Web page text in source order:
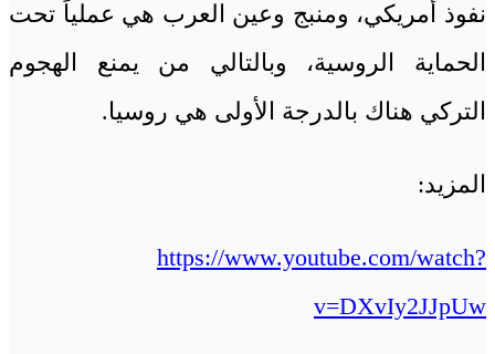
نفوذ أمريكي، ومنبج وعين العرب هي عملياً تحت
الحماية الروسية، وبالتالي من يمنع الهجوم
التركي هناك بالدرجة الأولى هي روسيا.
المزيد:
https://www.youtube.com/watch?
v=DXvIy2JJpUw